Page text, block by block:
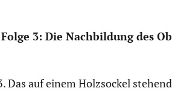
3: Die Nachbil­dung des
auf einem Holzso­ckel